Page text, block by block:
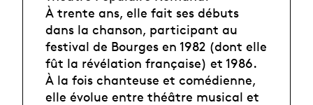
À trente ans, elle fait ses débuts
dans la chanson, participant au
festival de Bourges en 1982 (dont elle
fût la révélation française) et 1986.
À la fois chanteuse et comédienne,
elle évolue entre théâtre musical et